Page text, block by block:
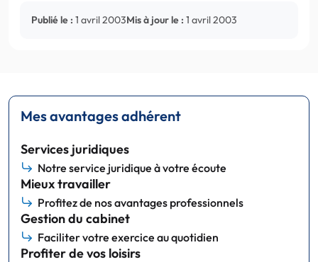
Publié le : 1 avril 2003Mis à jour le : 1 avril 2003
Mes avantages adhérent
Services juridiques
Notre service juridique à votre écoute
Mieux travailler
Profitez de nos avantages professionnels
Gestion du cabinet
Faciliter votre exercice au quotidien
Profiter de vos loisirs